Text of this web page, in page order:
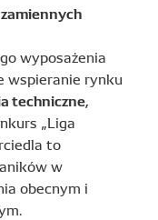
wyposażenia
wspieranie rynku
techniczne,
„Liga
to
w
obecnym i